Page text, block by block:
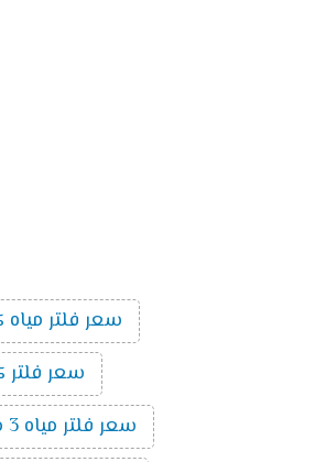
سعر فلتر مياه
سعر فلتر
سعر فلتر مياه 3 مراحل